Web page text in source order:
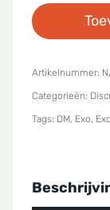
Exo
Link
aantal
Artikelnummer:
Categorieën:
Tags: DM, Exo,